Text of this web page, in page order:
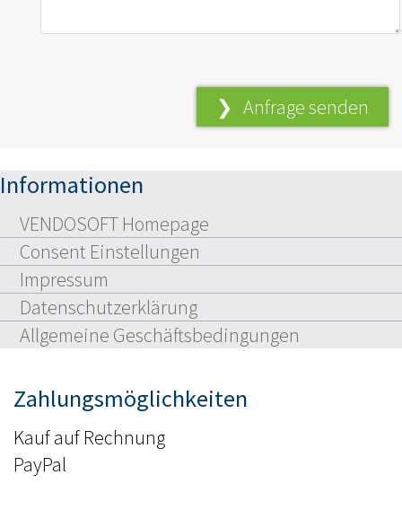
Informationen
VENDOSOFT Homepage
Consent Einstellungen
Impressum
Datenschutzerklärung
Allgemeine Geschäftsbedingungen
Zahlungsmöglichkeiten
Kauf auf Rechnung
PayPal